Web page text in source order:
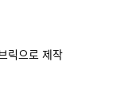
릭으로 제작